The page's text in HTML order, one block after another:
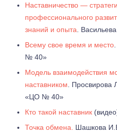
Наставничество —
профессионального
знаний и опыта .
Всему свое время и место
№ 40»
Модель взаимодействия
наставником .
«ЦО № 40»
Кто такой наставник
Точка обмена.
Шашкова